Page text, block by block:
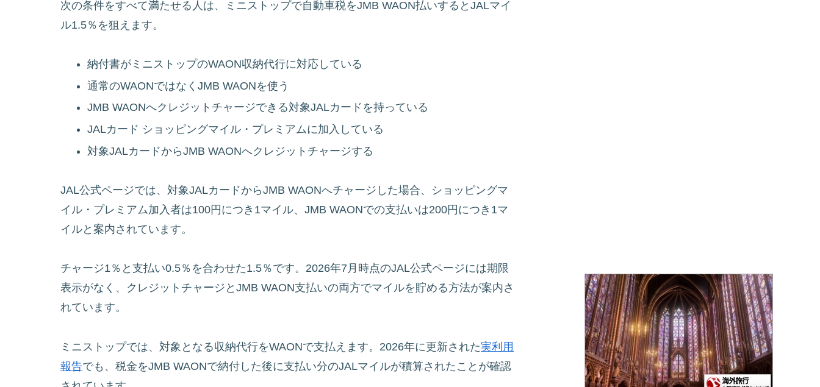
次の条件をすべて満たせる人は、ミニストップで自動車税をJMB WAON払いするとJALマイ
ル1.5％を狙えます。
納付書がミニストップのWAON収納代行に対応している
通常のWAONではなくJMB WAONを使う
JMB WAONへクレジットチャージできる対象JALカードを持っている
JALカード ショッピングマイル・プレミアムに加入している
対象JALカードからJMB WAONへクレジットチャージする
JAL公式ページでは、対象JALカードからJMB WAONへチャージした場合、ショッピングマ
イル・プレミアム加入者は100円につき1マイル、JMB WAONでの支払いは200円につき1マ
イルと案内されています。
チャージ1％と支払い0.5％を合わせた1.5％です。2026年7月時点のJAL公式ページには期限
表示がなく、クレジットチャージとJMB WAON支払いの両方でマイルを貯める方法が案内さ
れています。
ミニストップでは、対象となる収納代行をWAONで支払えます。2026年に更新された実利用
報告でも、税金をJMB WAONで納付した後に支払い分のJALマイルが積算されたことが確認